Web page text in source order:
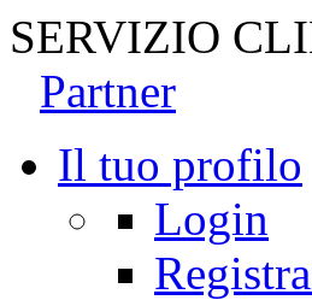
SERVIZIO
Partner
Il tuo profilo
Login